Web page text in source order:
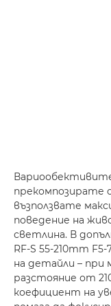
прекомпозирате
възползвате
поведение на
светлина. В
RF-S 55-210mm
на детайли – при
разстояние от
коефициент на